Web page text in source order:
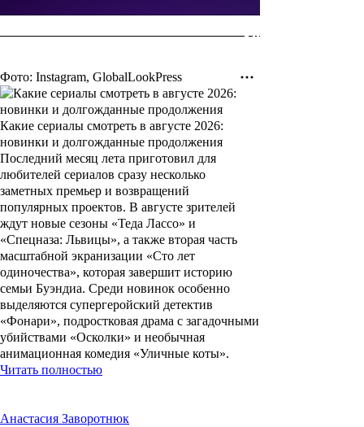
Фото: Instagram, GlobalLookPress
Какие сериалы смотреть в августе 2026:
новинки и долгожданные продолжения
Последний месяц лета приготовил для
любителей сериалов сразу несколько
заметных премьер и возвращений
популярных проектов. В августе зрителей
ждут новые сезоны «Теда Лассо» и
«Спецназа: Львицы», а также вторая часть
масштабной экранизации «Сто лет
одиночества», которая завершит историю
семьи Буэндиа. Среди новинок особенно
выделяются супергеройский детектив
«Фонари», подростковая драма с загадочными
убийствами «Осколки» и необычная
анимационная комедия «Уличные коты».
Читать полностью
Анастасия Заворотнюк